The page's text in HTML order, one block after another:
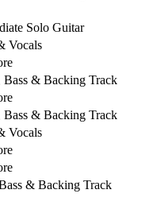
Solo Guitar
Vocals
Bass & Backing Track
Bass & Backing Track
Vocals
& Backing Track